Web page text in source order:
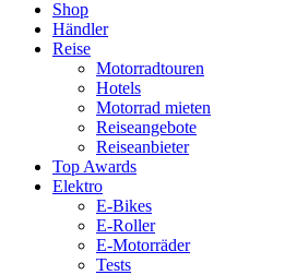
Shop
Händler
Reise
Motorradtouren
Hotels
Motorrad mieten
Reiseangebote
Reiseanbieter
Top Awards
Elektro
E-Bikes
E-Roller
E-Motorräder
Tests